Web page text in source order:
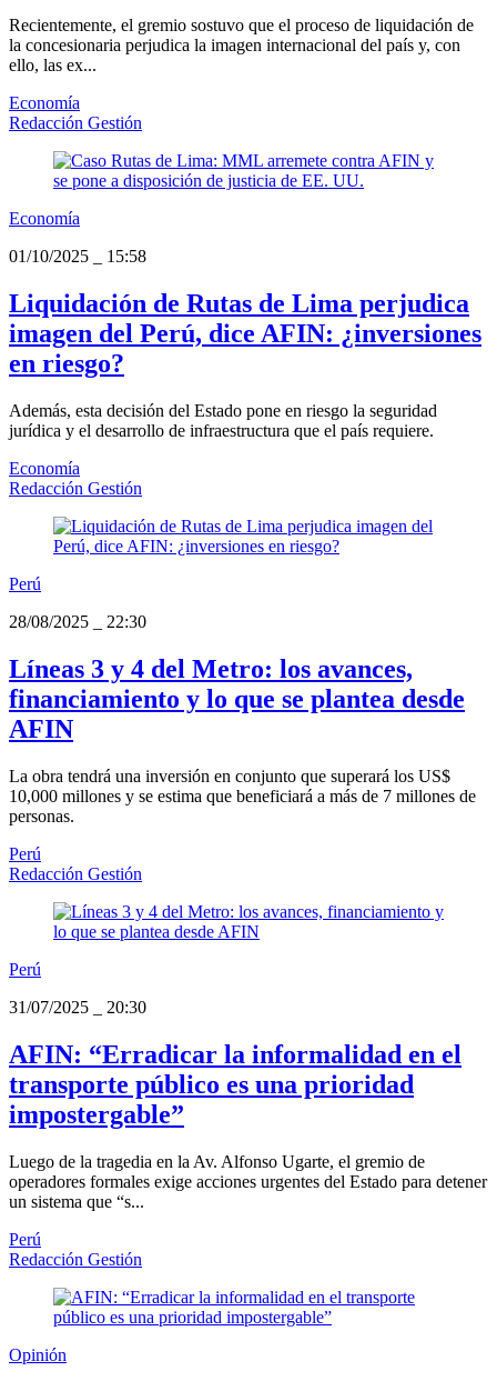
Recientemente, el gremio sostuvo que el proceso de liquidación de
la concesionaria perjudica la imagen internacional del país y, con
ello, las ex...
Economía
Redacción Gestión
Economía
01/10/2025
15:58
Liquidación de Rutas de Lima perjudica
imagen del Perú, dice AFIN: ¿inversiones
en riesgo?
Además, esta decisión del Estado pone en riesgo la seguridad
jurídica y el desarrollo de infraestructura que el país requiere.
Economía
Redacción Gestión
Perú
28/08/2025
22:30
Líneas 3 y 4 del Metro: los avances,
financiamiento y lo que se plantea desde
AFIN
La obra tendrá una inversión en conjunto que superará los US$
10,000 millones y se estima que beneficiará a más de 7 millones de
personas.
Perú
Redacción Gestión
Perú
31/07/2025
20:30
AFIN: “Erradicar la informalidad en el
transporte público es una prioridad
impostergable”
Luego de la tragedia en la Av. Alfonso Ugarte, el gremio de
operadores formales exige acciones urgentes del Estado para detener
un sistema que “s...
Perú
Redacción Gestión
Opinión